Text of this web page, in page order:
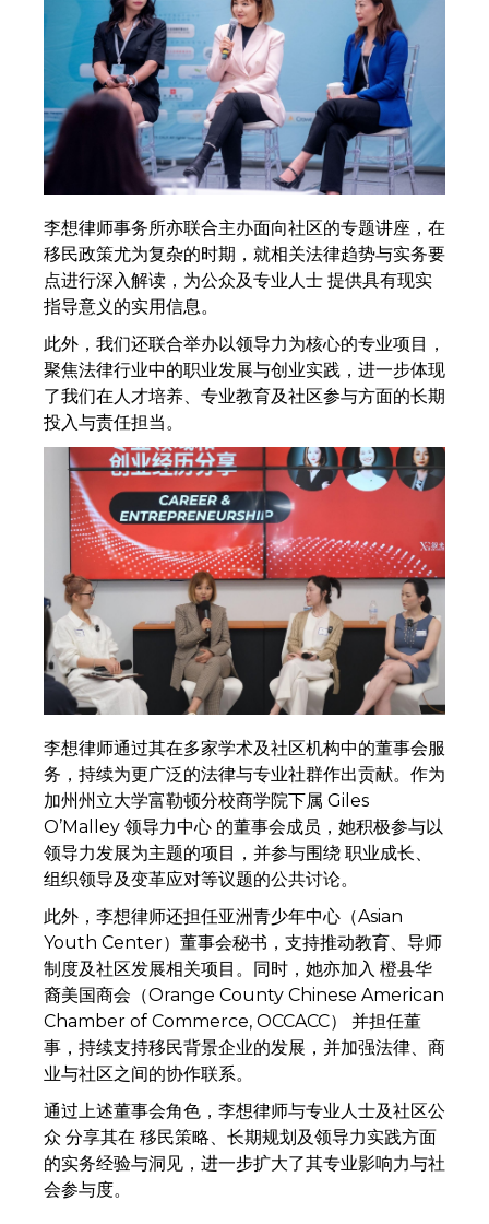
李想律师事务所亦联合主办面向社区的专题讲座，在
移民政策尤为复杂的时期，就相关法律趋势与实务要
点进行深入解读，为公众及专业人士 提供具有现实
指导意义的实用信息。
此外，我们还联合举办以领导力为核心的专业项目，
聚焦法律行业中的职业发展与创业实践，进一步体现
了我们在人才培养、专业教育及社区参与方面的长期
投入与责任担当。
李想律师通过其在多家学术及社区机构中的董事会服
务，持续为更广泛的法律与专业社群作出贡献。作为
加州州立大学富勒顿分校商学院下属 Giles
O’Malley 领导力中心 的董事会成员，她积极参与以
领导力发展为主题的项目，并参与围绕 职业成长、
组织领导及变革应对等议题的公共讨论。
此外，李想律师还担任亚洲青少年中心（Asian
Youth Center）董事会秘书，支持推动教育、导师
制度及社区发展相关项目。同时，她亦加入 橙县华
裔美国商会（Orange County Chinese American
Chamber of Commerce, OCCACC） 并担任董
事，持续支持移民背景企业的发展，并加强法律、商
业与社区之间的协作联系。
通过上述董事会角色，李想律师与专业人士及社区公
众 分享其在 移民策略、长期规划及领导力实践方面
的实务经验与洞见，进一步扩大了其专业影响力与社
会参与度。